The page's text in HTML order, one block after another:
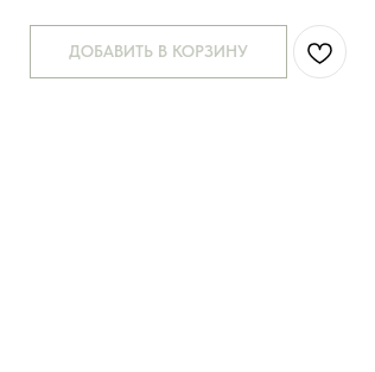
ДОБАВИТЬ В КОРЗИНУ